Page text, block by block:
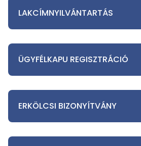
LAKCÍMNYILVÁNTARTÁS
ÜGYFÉLKAPU REGISZTRÁCIÓ
ERKÖLCSI BIZONYÍTVÁNY